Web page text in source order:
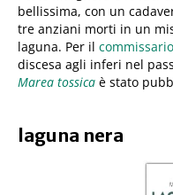
bellissima, con un
tre anziani morti in un
laguna. Per il
discesa agli inferi nel
Marea tossica è stato
laguna nera